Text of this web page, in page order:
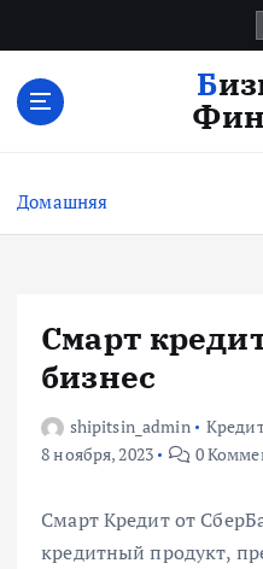
с
Бизнес и
Домашняя
Смарт
бизнес
shipitsin_admin
8 ноября, 2023
0
Смарт Кредит от
кредитный продукт,